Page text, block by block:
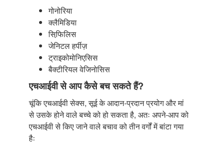
गोनोरिया
क्लैमिडिया
सिफि़लिस
जेनिटल हर्पीज़
ट्राइकोमोनिएसिस
बैक्टीरियल वेजिनोसिस
एचआईवी से आप कैसे बच सकते हैं?
चूंकि एचआईवी सेक्स, सूई के आदान-प्रदान प्रयोग और मां
से उसके होने वाले बच्चे को हो सकता है, अतः अपने-आप को
एचआईवी से किए जाने वाले बचाव को तीन वर्गों में बांटा गया
हैः